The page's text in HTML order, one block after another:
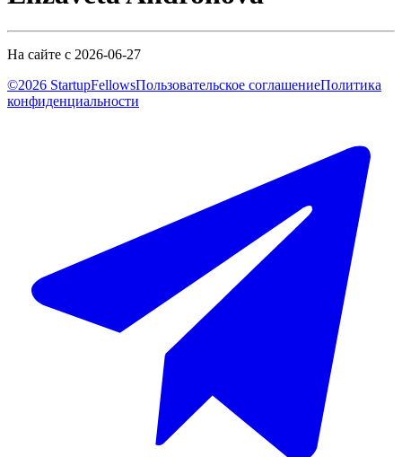
На сайте с 2026-06-27
©2026 StartupFellowsПользовательское соглашениеПолитика
конфиденциальности